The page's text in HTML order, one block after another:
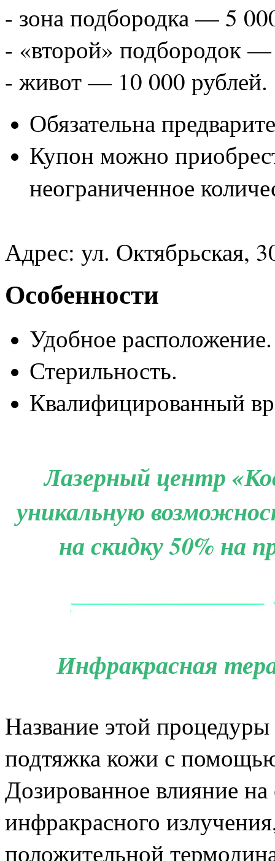
- зона подбородка — 5
- «второй» подбородок
- живот — 10 000 рублей.
Обязательна
Купон можно
неограниченное
Адрес: ул. Октябрьская,
Особенности
Удобное расположение.
Стерильность.
Квалифицированный
Лазерный центр
уникальную
на скидку 50% на
Инфракрасная
Название этой
подтяжка кожи с
Дозированное влияние
инфракрасного
положительной